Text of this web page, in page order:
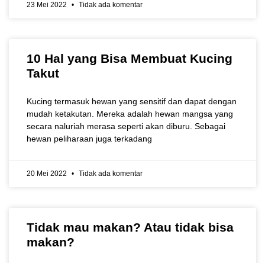
23 Mei 2022 Tidak ada komentar
10 Hal yang Bisa Membuat Kucing
Takut
Kucing termasuk hewan yang sensitif dan dapat dengan
mudah ketakutan. Mereka adalah hewan mangsa yang
secara naluriah merasa seperti akan diburu. Sebagai
hewan peliharaan juga terkadang
20 Mei 2022 Tidak ada komentar
Tidak mau makan? Atau tidak bisa
makan?